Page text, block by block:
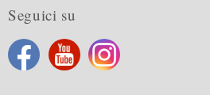
Seguici su